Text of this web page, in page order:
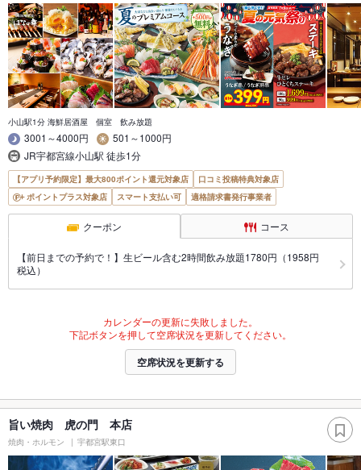
小山駅1分 海鮮居酒屋 個室 飲み放題
3001～4000円
501～1000円
JR宇都宮線小山駅 徒歩1分
【アプリ予約限定】最大800ポイント還元対象店
口コミ投稿特典対象店
ポイントプラス対象店
スマート支払い可 適格請求書発行事業者
クーポン コース
【前日までの予約で！】生ビール含む2時間飲み放題1780円（1958円
税込）
カレンダーの更新に失敗しました。
下記ボタンを押して空席状況を更新してください。
空席状況を更新する
旨い焼肉 虎の門 本店
焼肉・ホルモン 宇都宮駅東口